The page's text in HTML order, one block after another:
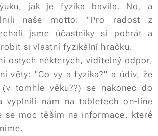
jak je fyzika bavila. No, a
naše motto: "Pro radost z
jsme účastníky si pohrát a
si vlastní fyzikální hračku.
ostych některých, viditelný odpor,
věty: "Co vy a fyzika?" a údiv, že
tomhle věku??) se nakonec do
vyplnili nám na tabletech on-line
se moc těším na informace, které